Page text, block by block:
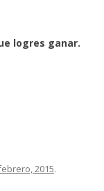
logres ganar.
2015.